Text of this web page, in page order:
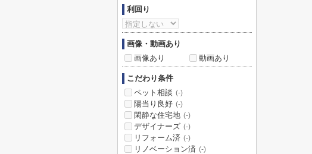
利回り
画像・動画あり
画像あり
動画あり
こだわり条件
ペット相談 (-)
陽当り良好 (-)
閑静な住宅地 (-)
デザイナーズ (-)
リフォーム済 (-)
リノベーション済 (-)